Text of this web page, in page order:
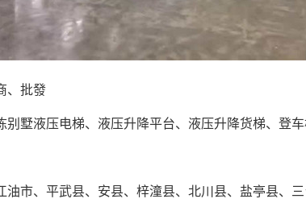
、批發
液压电梯、液压升降平台、液压升降货梯、登车
市、平武县、安县、梓潼县、北川县、盐亭县、